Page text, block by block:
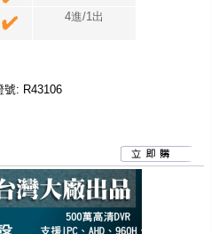
4進/1出
號: R43106